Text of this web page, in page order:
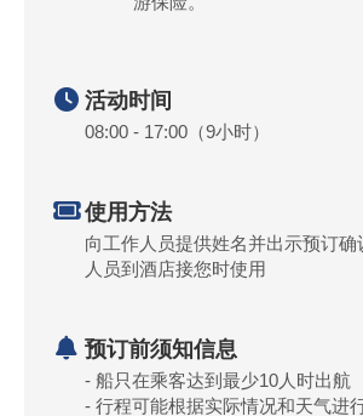
活动时间
08:00 - 17:00（9小时）
使用方法
向工作人员提供姓名并出示预订
人员到酒店接您时使用
预订前须知信息
- 船只在乘客达到最少10人时出航
- 行程可能根据实际情况和天气进